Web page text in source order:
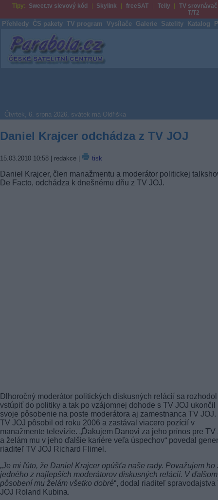
Tipy: Sweet.tv slevový kód Skylink freeSAT Telly
TV srovnávač
T/T2
Přehledy ČS pakety TV program Vysílače Galerie Satelity Katalog
Parabola.cz
Čtvrtek, 6. srpna 2026, svátek má Oldřiška
Daniel Krajcer odchádza z TV JOJ
15.03.2010 10:58 | redakce | tisk
Daniel Krajcer, člen manažmentu a moderátor politickej
De Facto, odchádza k dnešnému dňu z TV JOJ.
Dlhoročný moderátor politických diskusných relácií sa rozhodol
vstúpiť do politiky a tak po vzájomnej dohode s TV JOJ ukončil
svoje pôsobenie na poste moderátora aj zamestnanca TV JOJ.
TV JOJ pôsobil od roku 2006 a zastával viacero pozícií v
manažmente televízie. „Ďakujem Danovi za jeho prínos pre TV
a želám mu v jeho ďalšie kariére veľa úspechov“ povedal
riaditeľ TV JOJ Richard Flimel.
„Je mi ľúto, že Daniel Krajcer opúšťa naše rady. Považujem ho
jedného z najlepších moderátorov diskusných relácií. V ďalšom
pôsobení mu želám všetko dobré“, dodal riaditeľ spravodajstva
JOJ Roland Kubina.